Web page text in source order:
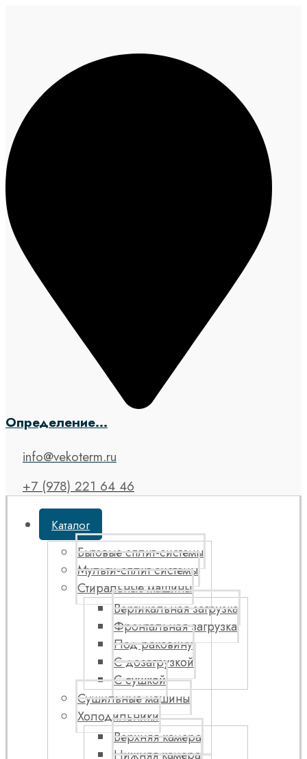
Определение...
info@vekoterm.ru
+7 (978) 221 64 46
Каталог
Бытовые сплит-системы
Мульти-сплит системы
Стиральные машины
Вертикальная загрузка
Фронтальная загрузка
Под раковину
С дозагрузкой
С сушкой
Сушильные машины
Холодильники
Верхняя камера
Нижняя камера